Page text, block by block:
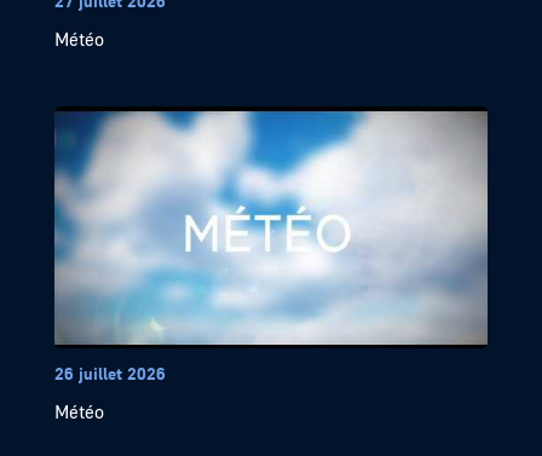
Météo
26 juillet 2026
Météo